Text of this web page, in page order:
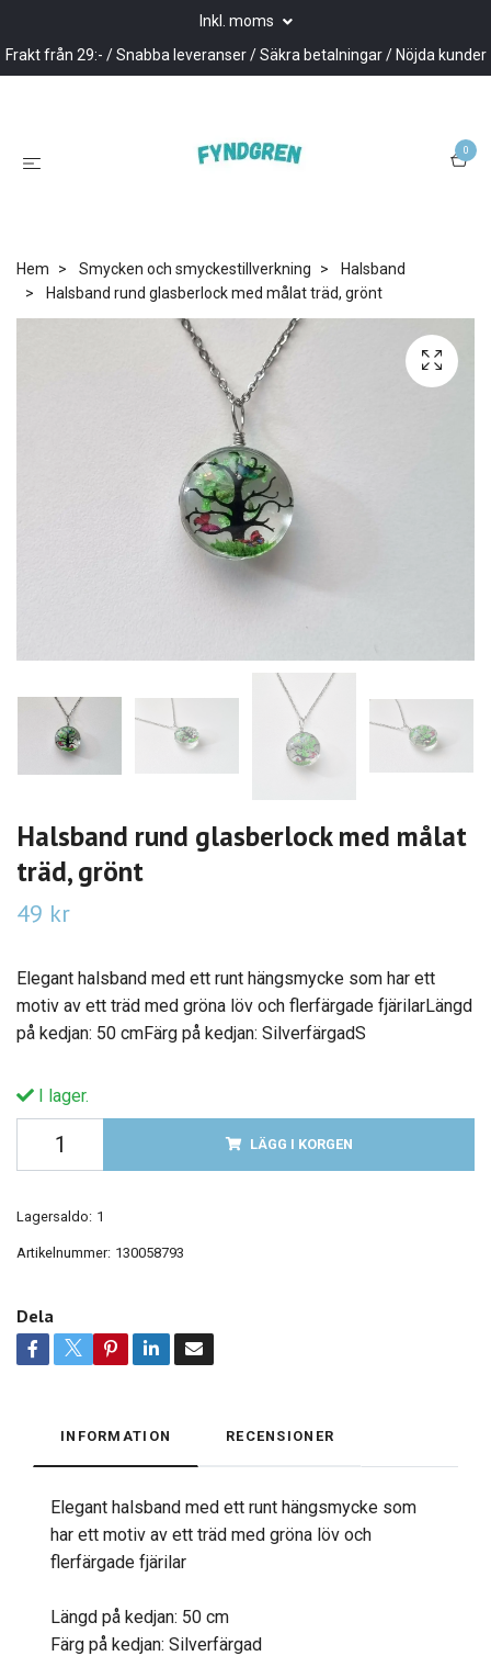
Inkl. moms
Frakt från 29:- / Snabba leveranser / Säkra betalningar / Nöjda kunder
0
Hem Smycken och smyckestillverkning
Halsband
Halsband rund glasberlock med målat träd, grönt
Halsband rund glasberlock med målat
träd, grönt
49 kr
Elegant halsband med ett runt hängsmycke som har ett
motiv av ett träd med gröna löv och flerfärgade fjärilarLängd
på kedjan: 50 cmFärg på kedjan: SilverfärgadS
I lager.
LÄGG I KORGEN
Lagersaldo: 1
Artikelnummer: 130058793
Dela
INFORMATION RECENSIONER
Elegant halsband med ett runt hängsmycke som
har ett motiv av ett träd med gröna löv och
flerfärgade fjärilar
Längd på kedjan: 50 cm
Färg på kedjan: Silverfärgad